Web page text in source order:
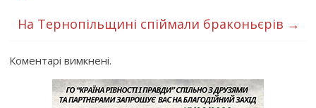
На Тернопільщині спіймали браконьєрів →
Коментарі вимкнені.